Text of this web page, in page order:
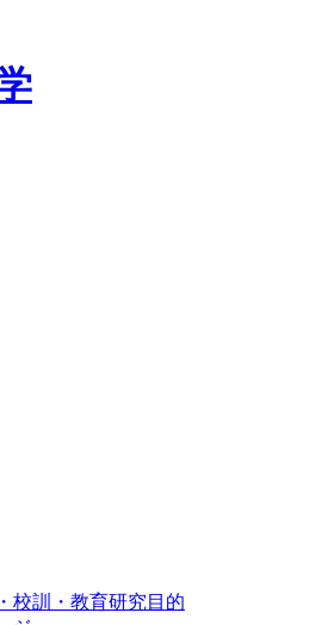
校訓・教育研究目的